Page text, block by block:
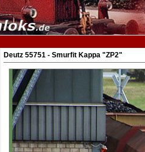
Deutz 55751 - Smurfit Kappa "ZP2"